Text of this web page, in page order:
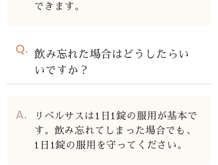
できます。
飲み忘れた場合はどうしたらい
いですか？
リベルサスは1日1錠の服用が基本で
す。飲み忘れてしまった場合でも、
1日1錠の服用を守ってください。